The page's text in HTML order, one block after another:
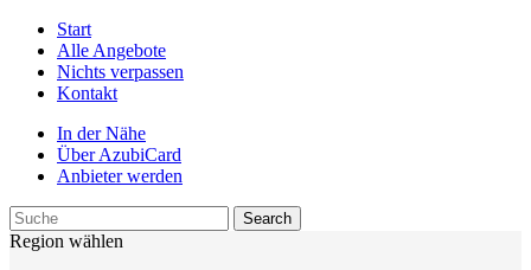
Start
Alle Angebote
Nichts verpassen
Kontakt
In der Nähe
Über AzubiCard
Anbieter werden
Region wählen